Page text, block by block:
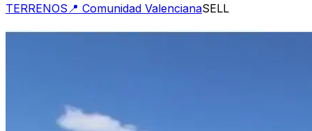
TERRENOS 📍 Comunidad ValencianaSELL